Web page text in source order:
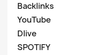
Backlinks
YouTube
Dlive
SPOTIFY